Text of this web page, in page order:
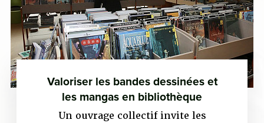
Valoriser les bandes dessinées et
les mangas en bibliothèque
Un ouvrage collectif invite les